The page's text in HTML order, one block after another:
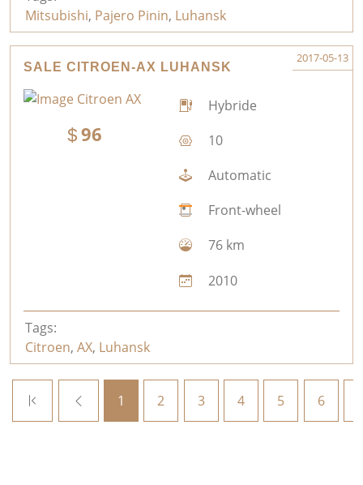
Mitsubishi, Pajero Pinin, Luhansk
SALE CITROEN-AX LUHANSK
2017-05-13
96
Hybride
10
Automatic
Front-wheel
76 km
2010
Tags:
Citroen, AX, Luhansk
1 2 3 4 5 6